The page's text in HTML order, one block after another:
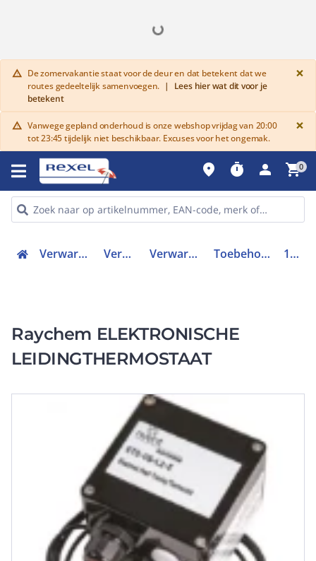
warning De zomervakantie staat voor de deur en dat betekent dat we
routes gedeeltelijk samenvoegen. |
Lees hier wat dit voor je
betekent
×
warning Vanwege gepland onderhoud is onze webshop vrijdag van 20:00
tot 23:45 tijdelijk niet beschikbaar. Excuses voor het ongemak.
×
place timer person shopping_cart0
Verwarmen, Koelen en Ventileren Verwarmingssystemen Verwarmingskabels (accessoires) Toebehoren voor verwarmingskabel 1244-014367
Raychem ELEKTRONISCHE
LEIDINGTHERMOSTAAT